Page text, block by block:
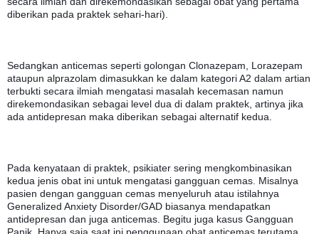
diberikan pada praktek sehari-hari).
Sedangkan anticemas seperti golongan Clonazepam, Lorazepam
ataupun alprazolam dimasukkan ke dalam kategori A2 dalam artian
terbukti secara ilmiah mengatasi masalah kecemasan namun
direkemondasikan sebagai level dua di dalam praktek, artinya jika
ada antidepresan maka diberikan sebagai alternatif kedua.
Pada kenyataan di praktek, psikiater sering mengkombinasikan
kedua jenis obat ini untuk mengatasi gangguan cemas. Misalnya
pasien dengan gangguan cemas menyeluruh atau istilahnya
Generalized Anxiety Disorder/GAD biasanya mendapatkan
antidepresan dan juga anticemas. Begitu juga kasus Gangguan
Panik. Hanya saja saat ini penggunaan obat anticemas terutama